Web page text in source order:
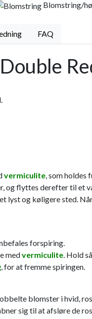
Blomstring/
FAQ
vermiculite, som holdes
og flyttes derefter til et
lyst og køligere sted.
forspiring.
medvermiculite. Hold
, for at fremme spiringen.
blomster i hvid,
sig til at afsløre de